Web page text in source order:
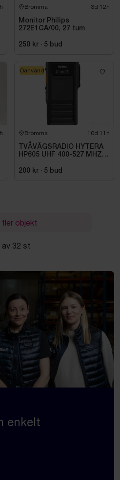
Bromma 3d 12h
Monitor Philips
272E1CA/00, 27 tum
250 kr · 5 bud
Bromma 10d 11h
TVÅVÄGSRADIO HYTERA
HP605 UHF 400-527 MHZ
200 kr · 5 bud
Oanvänd
fler objekt
av 32 st
enkelt